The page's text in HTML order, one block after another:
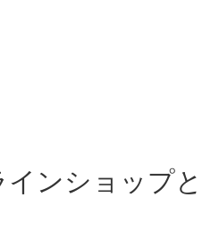
ンショップと